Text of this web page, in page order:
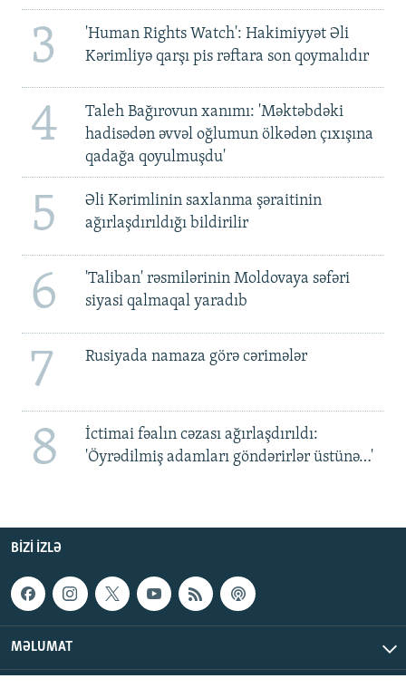
3
'Human Rights Watch': Hakimiyyət Əli
Kərimliyə qarşı pis rəftara son qoymalıdır
4
Taleh Bağırovun xanımı: 'Məktəbdəki
hadisədən əvvəl oğlumun ölkədən çıxışına
qadağa qoyulmuşdu'
5
Əli Kərimlinin saxlanma şəraitinin
ağırlaşdırıldığı bildirilir
6
'Taliban' rəsmilərinin Moldovaya səfəri
siyasi qalmaqal yaradıb
7 Rusiyada namaza görə cərimələr
8
İctimai fəalın cəzası ağırlaşdırıldı:
'Öyrədilmiş adamları göndərirlər üstünə…'
BIZI IZLƏ
MƏLUMAT